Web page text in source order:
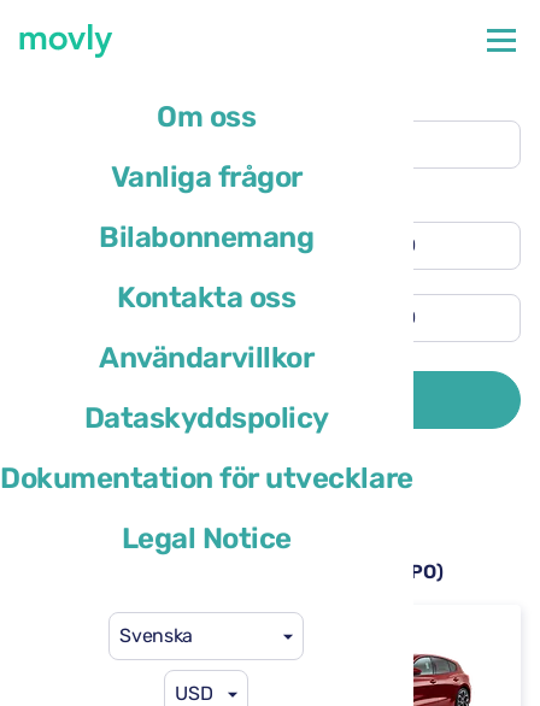
Om oss
Vanliga frågor
Bilabonnemang
Kontakta oss
Användarvillkor
Dataskyddspolicy
Dokumentation för utvecklare
Legal Notice
Svenska
USD
Upphämtningsplats
Annan återlämningsadress
Förarens bosättningsland är
Hyrbilar tillgängliga på Porto flygplats (OPO)
Ford Focus